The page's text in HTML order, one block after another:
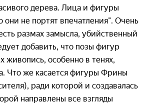
дерева. Лица и фигуры
они не портят впечатления". Очень
размах замысла, убийственный
добавить, что позы фигур
живопись, особенно в тенях,
Что же касается фигуры Фрины
ради которой и создавалась
направлены все взгляды